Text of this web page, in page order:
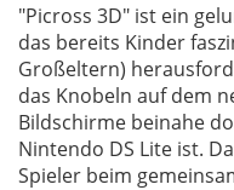
"Picross 3D" ist ein
das bereits Kinder
Großeltern)
das Knobeln auf dem
Bildschirme beinahe
Nintendo DS Lite ist.
Spieler beim